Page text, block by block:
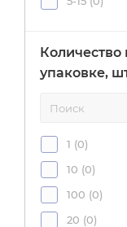
33 (3)
4 (4)
7 (4
8 ( 13)
Количество
упаковке,
1 (0)
10 (0)
100 (0)
20 (0)